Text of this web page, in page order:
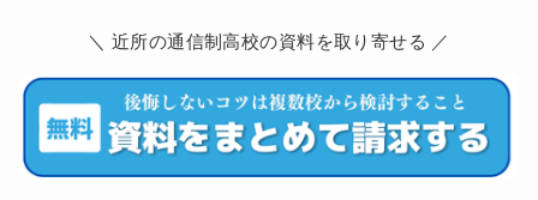
＼ 近所の通信制高校の資料を取り寄せる ／